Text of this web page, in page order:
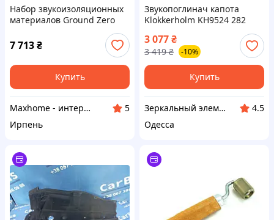
Набор звукоизоляционных
материалов Ground Zero
пары
7 713₴
Купить
Maxhome - интернет магазин
5
Ирпень
Звукопоглинач капота
Klokkerholm KH9524 282
3 077₴
3 419 ₴ -10%
Купить
Зеркальный элемент
4.5
Одесса